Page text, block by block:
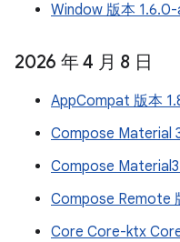
Window 版本
2026 年 4 月 8 日
AppCompat 版本
Compose Material
Compose
Compose Remote
Core Core-ktx